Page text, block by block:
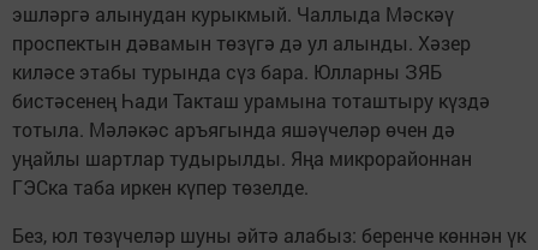
эшләргә алынудан курыкмый. Чаллыда Мәскәү
проспектын дәвамын төзүгә дә ул алынды. Хәзер
киләсе этабы турында сүз бара. Юлларны ЗЯБ
бистәсенең Һади Такташ урамына тоташтыру күздә
тотыла. Мәләкәс аръягында яшәүчеләр өчен дә
уңайлы шартлар тудырылды. Яңа микрорайоннан
ГЭСка таба иркен күпер төзелде.
Без, юл төзүчеләр шуны әйтә алабыз: беренче көннән үк